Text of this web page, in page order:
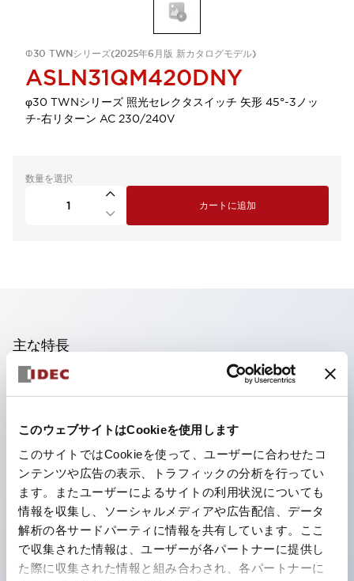
このウェブサイトはCookieを使用します
このサイトではCookieを使って、ユーザーに合わせたコ
ンテンツや広告の表示、トラフィックの分析を行ってい
ます。またユーザーによるサイトの利用状況についても
情報を収集し、ソーシャルメディアや広告配信、データ
解析の各サードパーティに情報を共有しています。ここ
で収集された情報は、ユーザーが各パートナーに提供し
た際に収集された情報と組み合わされ、各パートナーに
Φ30 TWNシリーズ(2025年6月版 新カタログモデル)
ASLN31QM420DNY
φ30 TWNシリーズ 照光セレクタスイッチ 矢形 45°-3ノッ
チ-右リターン AC 230/240V
数量を選択
カートに追加
主な特長
照光ユニットの低電圧タイプ(6～24Vタイプ)は2026
フィンガープロテクション構造、ねじアップ端子構造、
保護構造IP20に対応したHW-U形コンタクトブロック
を搭載。
高電圧タイプのLED球が搭載可能になり、ダイレクト
タイプの定格使用電圧が最大240Vまで対応可能になり
ました。
ひとつで6色の役をこなすLED球（LSRD球）。これま